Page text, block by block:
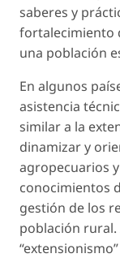
saberes y
fortalecimiento
una población
En algunos
asistencia
similar a la
dinamizar y
agropecuarios
conocimientos
gestión de los
población rural.